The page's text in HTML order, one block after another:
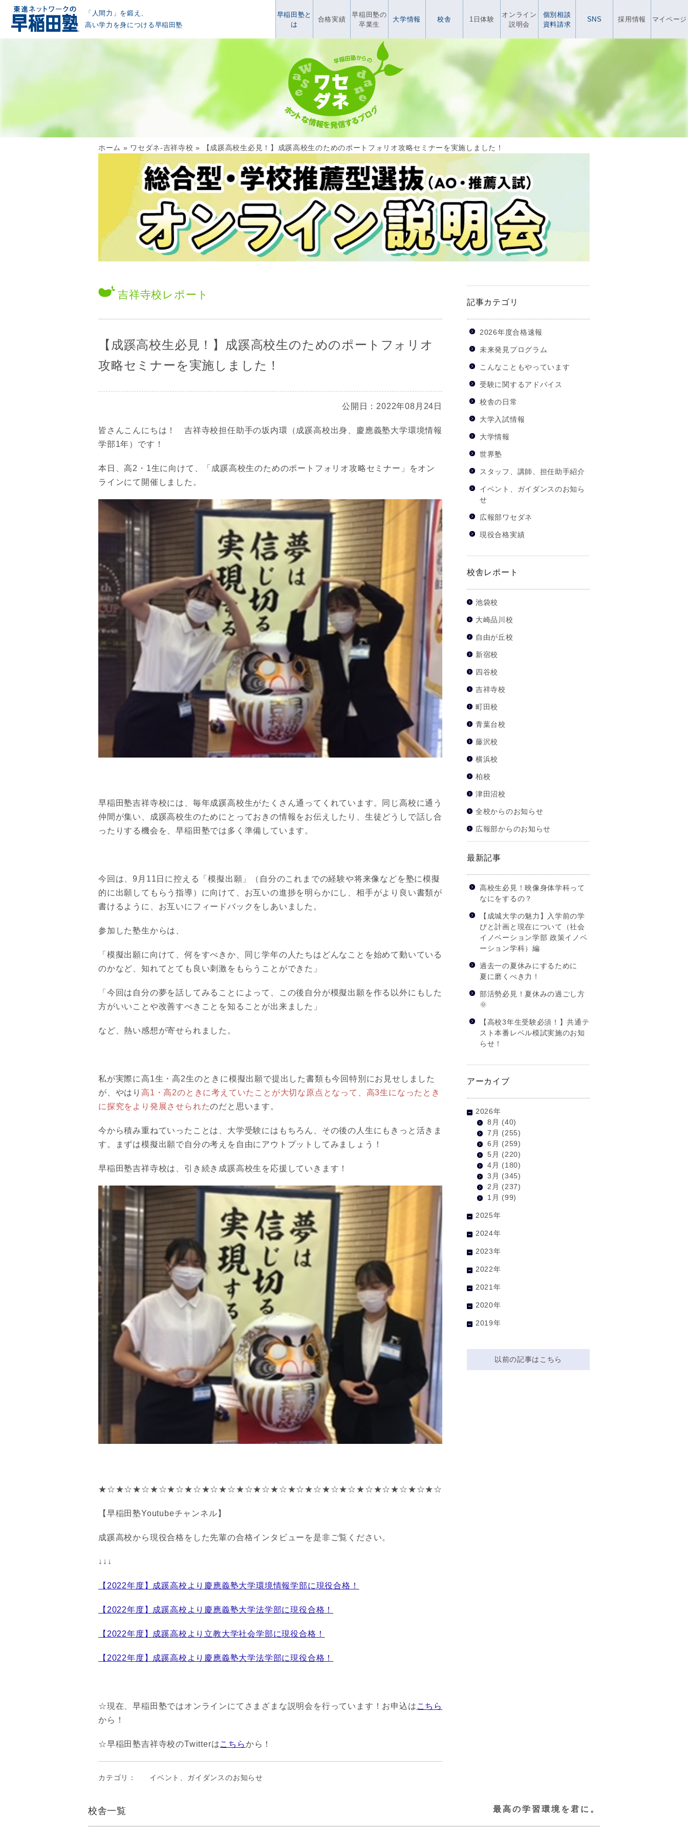
「人間力」を鍛え、
高い学力を身につける早稲田塾
早稲田塾と
は
合格実績
早稲田塾の
卒業生
大学情報 校舎 1日体験
オンライン
説明会
個別相談
資料請求
SNS 採用情報 マイページ
ホーム » ワセダネ-吉祥寺校 » 【成蹊高校生必見！】成蹊高校生のためのポートフォリオ攻略セミナーを実施しました！
吉祥寺校 レポート
【成蹊高校生必見！】成蹊高校生のためのポートフォリオ
攻略セミナーを実施しました！
公開日：2022年08月24日
皆さんこんにちは！ 吉祥寺校担任助手の坂内環（成蹊高校出身、慶應義塾大学環境情報
学部1年）です！
本日、高2・1生に向けて、「成蹊高校生のためのポートフォリオ攻略セミナー」をオン
ラインにて開催しました。
早稲田塾吉祥寺校には、毎年成蹊高校生がたくさん通ってくれています。同じ高校に通う
仲間が集い、成蹊高校生のためにとっておきの情報をお伝えしたり、生徒どうしで話し合
ったりする機会を、早稲田塾では多く準備しています。
今回は、9月11日に控える「模擬出願」（自分のこれまでの経験や将来像などを塾に模擬
的に出願してもらう指導）に向けて、お互いの進捗を明らかにし、相手がより良い書類が
書けるように、お互いにフィードバックをしあいました。
参加した塾生からは、
「模擬出願に向けて、何をすべきか、同じ学年の人たちはどんなことを始めて動いている
のかなど、知れてとても良い刺激をもらうことができた」
「今回は自分の夢を話してみることによって、この後自分が模擬出願を作る以外にもした
方がいいことや改善すべきことを知ることが出来ました」
など、熱い感想が寄せられました。
私が実際に高1生・高2生のときに模擬出願で提出した書類も今回特別にお見せしました
が、やはり 高1・高2のときに考えていたことが大切な原点となって、高3生になったとき
に探究をより発展させられたのだと思います。
今から積み重ねていったことは、大学受験にはもちろん、その後の人生にもきっと活きま
す。まずは模擬出願で自分の考えを自由にアウトプットしてみましょう！
早稲田塾吉祥寺校は、引き続き成蹊高校生を応援していきます！
★☆★☆★☆★☆★☆★☆★☆★☆★☆★☆★☆★☆★☆★☆★☆★☆★☆★☆★☆★☆
【早稲田塾Youtubeチャンネル】
成蹊高校から現役合格をした先輩の合格インタビューを是非ご覧ください。
↓↓↓
【2022年度】成蹊高校より慶應義塾大学環境情報学部に現役合格！
【2022年度】成蹊高校より慶應義塾大学法学部に現役合格！
【2022年度】成蹊高校より立教大学社会学部に現役合格！
【2022年度】成蹊高校より慶應義塾大学法学部に現役合格！
☆現在、早稲田塾ではオンラインにてさまざまな説明会を行っています！お申込は こちら
から！
☆早稲田塾吉祥寺校のTwitterはこちらから！
カテゴリ： イベント、ガイダンスのお知らせ
記事カテゴリ
2026年度合格速報
未来発見プログラム
こんなこともやっています
受験に関するアドバイス
校舎の日常
大学入試情報
大学情報
世界塾
スタッフ、講師、担任助手紹介
イベント、ガイダンスのお知ら
せ
広報部ワセダネ
現役合格実績
校舎レポート
池袋校
大崎品川校
自由が丘校
新宿校
四谷校
吉祥寺校
町田校
青葉台校
藤沢校
横浜校
柏校
津田沼校
全校からのお知らせ
広報部からのお知らせ
最新記事
高校生必見！映像身体学科って
なにをするの？
【成城大学の魅力】入学前の学
びと計画と現在について（社会
イノベーション学部 政策イノベ
ーション学科）編
過去一の夏休みにするために
夏に磨くべき力！
部活勢必見！夏休みの過ごし方
🌞
【高校3年生受験必須！】共通テ
スト本番レベル模試実施のお知
らせ！
アーカイブ
2026年
8月 (40)
7月 (255)
6月 (259)
5月 (220)
4月 (180)
3月 (345)
2月 (237)
1月 (99)
2025年
2024年
2023年
2022年
2021年
2020年
2019年
以前の記事はこちら
校舎一覧 最高の学習環境を君に。